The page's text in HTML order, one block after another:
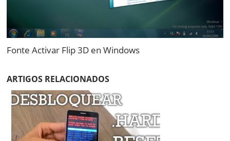
Fonte Activar Flip 3D en Windows
ARTIGOS RELACIONADOS